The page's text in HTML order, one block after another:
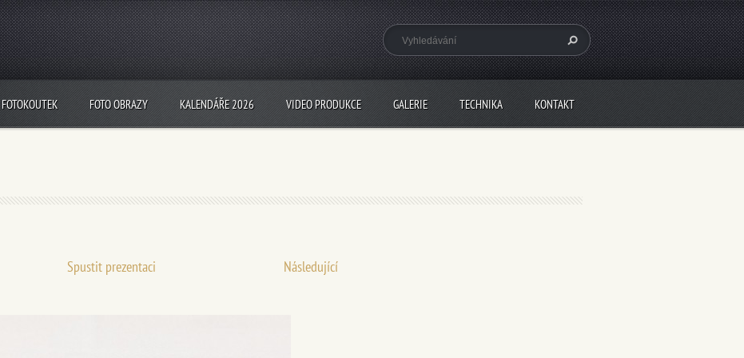
FOTOKOUTEK FOTO OBRAZY KALENDÁŘE 2026 VIDEO PRODUKCE GALERIE TECHNIKA KONTAKT
Spustit prezentaci Následující